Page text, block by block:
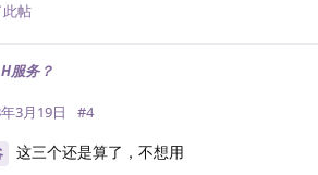
此帖
服务？
3月19日 #4
这三个还是算了，不想用